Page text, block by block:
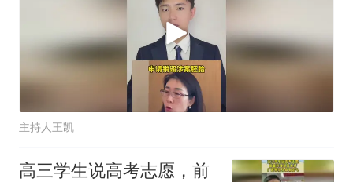
主持人王凯
高三学生说高考志愿，前